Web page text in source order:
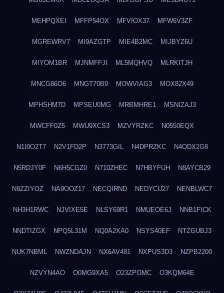
MEHPQXEI MFFP54OX MFVIOX37 MFW6V3ZF
MGREWRV7 MI9AZGTP MIE4B2MC MIJBYZ6U
MIYOM1BR MJNMFFJI ML5MQHVQ MLRKITJH
MNCG86O6 MNGT70B9 MOWVIAG3 MOX82X49
MPHSHM7D MPSEU0MG MRBMHRE1 MSNIZAJ3
MWCFF0Z5 MWU9XCS3 MZVYRZKC N0550EQX
N1I0O2T7 N2V1FD2P N3773GIL N4DPRZKC N4ODX2G8
N5RDJY0F N6H5CGZ0 N710ZHEC N7HBYFUH N8AYCB29
N8ZZIYOZ NA9OOZ17 NECQIRND NEDYCU27 NENBLWC7
NH3H1RWC NJVIXE5E NLSY69R1 NMUEOE6J NNB1FICK
NNDTIZGX NPQ5L31M NQ0A2XA0 NSYS40EF NTZGUBJ3
NUK7NBML NWZNDAJN NX6AV481 NXPUS3D3 NZPB2200
NZVYN4AO O0MG9XA5 O23ZPOMC O3KQM64E